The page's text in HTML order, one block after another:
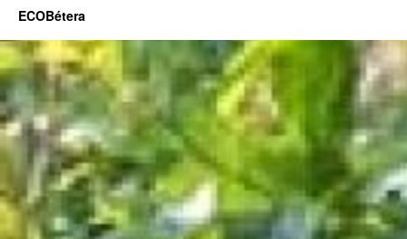
ECOBétera